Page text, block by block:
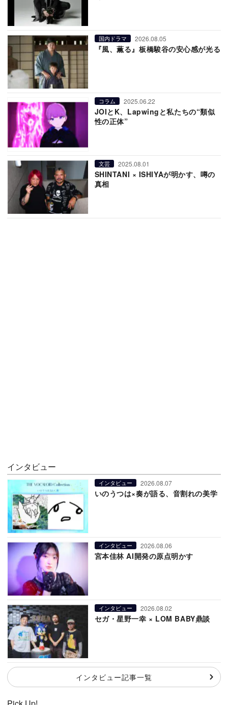
国内ドラマ 2026.08.05
『風、薫る』板橋駿谷の安心感が光る
コラム 2025.06.22
JOIとK、Lapwingと私たちの“類似
性の正体”
文芸 2025.08.01
SHINTANI × ISHIYAが明かす、噂の
真相
インタビュー
インタビュー 2026.08.07
いのうつは×奏が語る、音割れの美学
インタビュー 2026.08.06
宮本佳林 AI開発の原点明かす
インタビュー 2026.08.02
セガ・星野一幸 × LOM BABY鼎談
インタビュー記事一覧